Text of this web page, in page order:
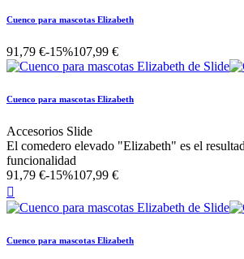
Cuenco para mascotas Elizabeth
91,79 €-15%107,99 €
Cuenco para mascotas Elizabeth
Accesorios Slide
El comedero elevado "Elizabeth" es el
funcionalidad
91,79 €-15%107,99 €

Cuenco para mascotas Elizabeth